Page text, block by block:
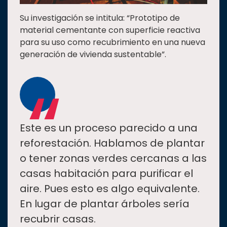
Su investigación se intitula: “Prototipo de
material cementante con superficie reactiva
para su uso como recubrimiento en una nueva
generación de vivienda sustentable”.
“
Este es un proceso parecido a una
reforestación. Hablamos de plantar
o tener zonas verdes cercanas a las
casas habitación para purificar el
aire. Pues esto es algo equivalente.
En lugar de plantar árboles sería
recubrir casas.